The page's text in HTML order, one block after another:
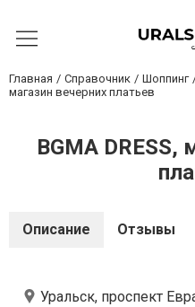
Главная Справочник Шоппинг
магазин вечерних платьев
BGMA DRESS,
Описание Отзывы
Уральск, проспект